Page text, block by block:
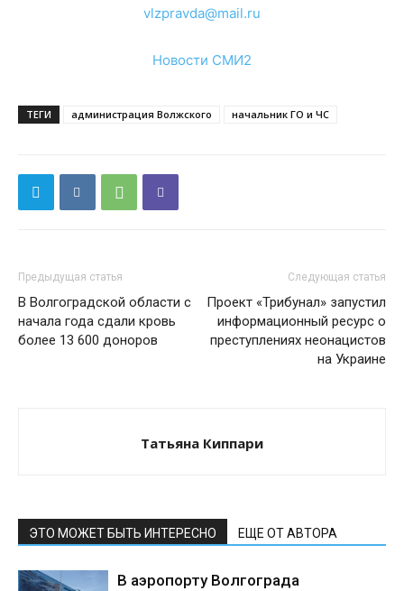
vlzpravda@mail.ru
Новости СМИ2
ТЕГИ администрация Волжского начальник ГО и ЧС
Предыдущая статья
В Волгоградской области с
начала года сдали кровь
более 13 600 доноров
Следующая статья
Проект «Трибунал» запустил
информационный ресурс о
преступлениях неонацистов
на Украине
Татьяна Киппари
ЭТО МОЖЕТ БЫТЬ ИНТЕРЕСНО ЕЩЕ ОТ АВТОРА
В аэропорту Волгограда